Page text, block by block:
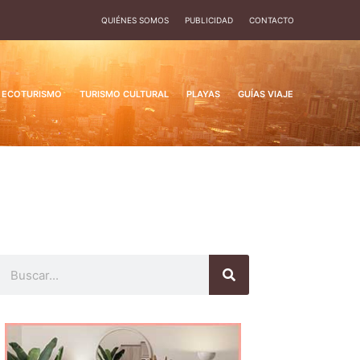
QUIÉNES SOMOS PUBLICIDAD CONTACTO
ECOTURISMO TURISMO CULTURAL PLAYAS GUÍAS VIAJE